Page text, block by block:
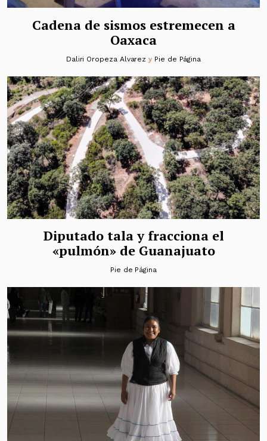
Cadena de sismos estremecen a
Oaxaca
Daliri Oropeza Alvarez y Pie de Página
Diputado tala y fracciona el
«pulmón» de Guanajuato
Pie de Página